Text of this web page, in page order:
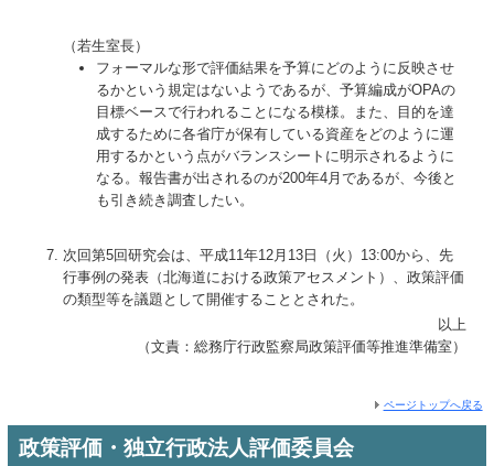
（若生室長）
フォーマルな形で評価結果を予算にどのように反映させ
るかという規定はないようであるが、予算編成がOPAの
目標ベースで行われることになる模様。また、目的を達
成するために各省庁が保有している資産をどのように運
用するかという点がバランスシートに明示されるように
なる。報告書が出されるのが200年4月であるが、今後と
も引き続き調査したい。
次回第5回研究会は、平成11年12月13日（火）13:00から、先
行事例の発表（北海道における政策アセスメント）、政策評価
の類型等を議題として開催することとされた。
以上
（文責：総務庁行政監察局政策評価等推進準備室）
ページトップへ戻る
政策評価・独立行政法人評価委員会